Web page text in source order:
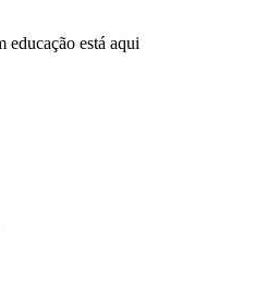
está aqui